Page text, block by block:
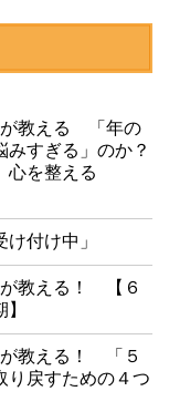
が教える 「年の
すぎる」のか？
心を整える
付け中」
が教える！ 【６
が教える！ 「５
り戻すための４つ